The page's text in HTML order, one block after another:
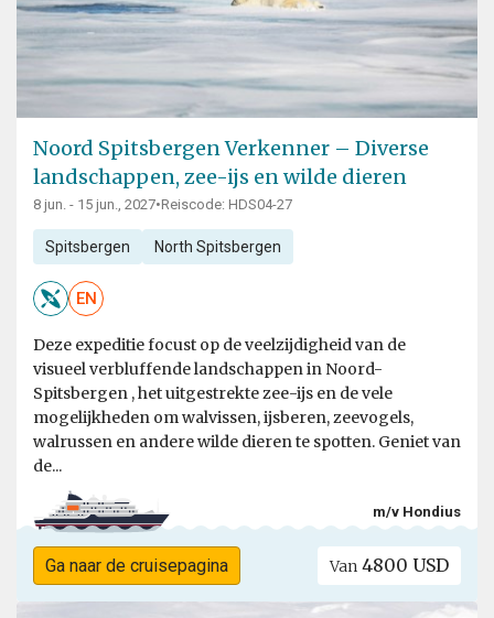
Noord Spitsbergen Verkenner – Diverse
landschappen, zee-ijs en wilde dieren
8 jun. - 15 jun., 2027•Reiscode: HDS04-27
Spitsbergen North Spitsbergen
EN
Deze expeditie focust op de veelzijdigheid van de
visueel verbluffende landschappen in Noord-
Spitsbergen , het uitgestrekte zee-ijs en de vele
mogelijkheden om walvissen, ijsberen, zeevogels,
walrussen en andere wilde dieren te spotten. Geniet van
de...
m/v Hondius
Ga naar de cruisepagina Van 4800 USD